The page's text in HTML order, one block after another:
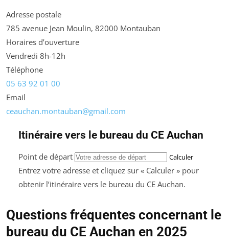
Adresse postale
785 avenue Jean Moulin, 82000 Montauban
Horaires d’ouverture
Vendredi 8h-12h
Téléphone
05 63 92 01 00
Email
ceauchan.montauban@gmail.com
Itinéraire vers le bureau du CE Auchan
Point de départ Calculer
Entrez votre adresse et cliquez sur « Calculer » pour
obtenir l’itinéraire vers le bureau du CE Auchan.
Questions fréquentes concernant le
bureau du CE Auchan en 2025